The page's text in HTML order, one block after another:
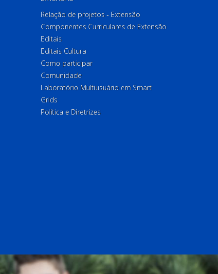
Relação de projetos - Extensão
Componentes Curriculares de Extensão
Editais
Editais Cultura
Como participar
Comunidade
Laboratório Multiusuário em Smart
Grids
Política e Diretrizes